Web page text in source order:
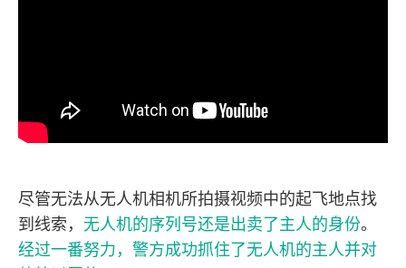
尽管无法从无人机相机所拍摄视频中的起飞地点找
到线索， 无人机的序列号还是出卖了主人的身份。
经过一番努力，警方成功抓住了无人机的主人并对